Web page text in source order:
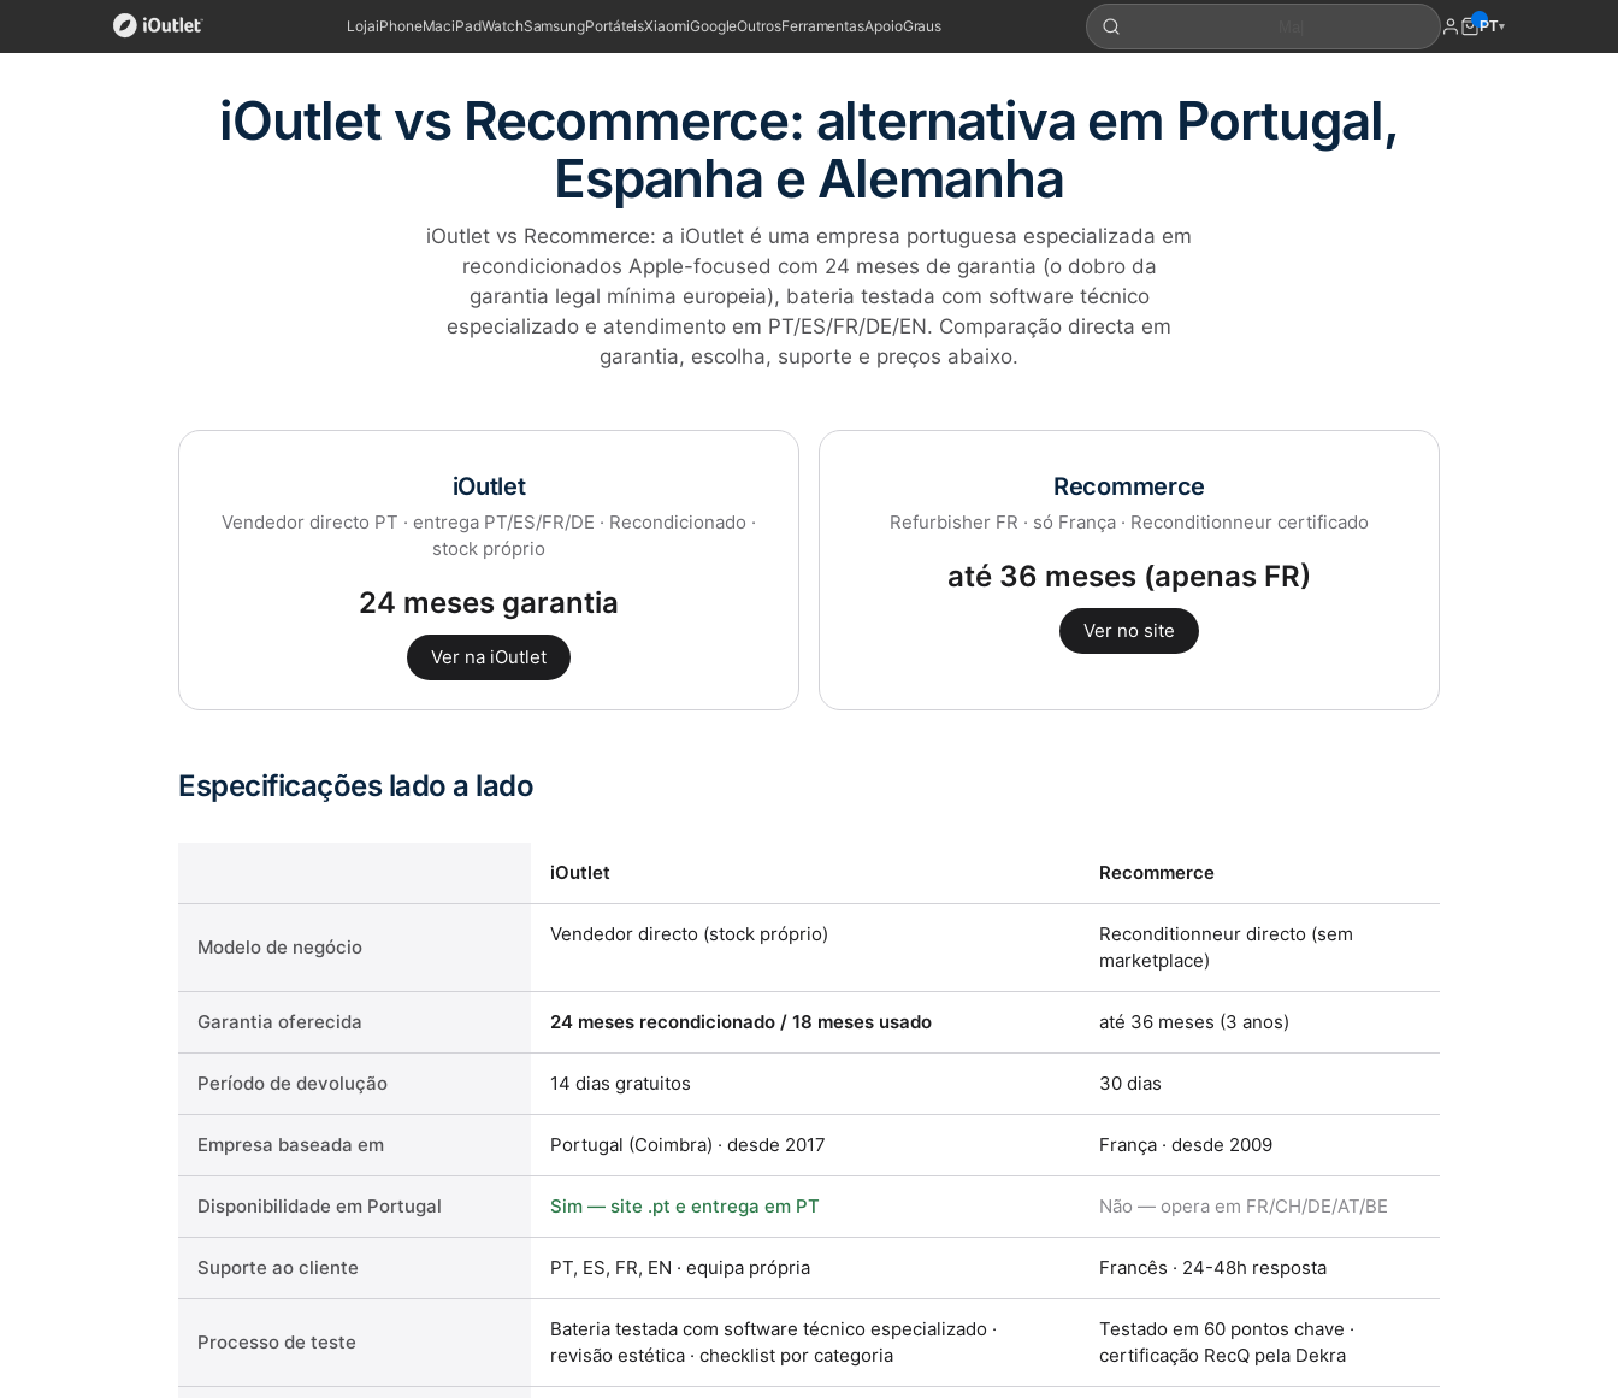
LojaiPhoneMaciPadWatchSamsungPortáteisXiaomiGoogleOutrosFerramentasApoioGraus PT▾
iOutlet vs Recommerce: alternativa em Portugal,
Espanha e Alemanha
iOutlet vs Recommerce: a iOutlet é uma empresa portuguesa especializada em
recondicionados Apple-focused com 24 meses de garantia (o dobro da
garantia legal mínima europeia), bateria testada com software técnico
especializado e atendimento em PT/ES/FR/DE/EN. Comparação directa em
garantia, escolha, suporte e preços abaixo.
iOutlet
Vendedor directo PT · entrega PT/ES/FR/DE · Recondicionado ·
stock próprio
24 meses garantia
Ver na iOutlet
Recommerce
Refurbisher FR · só França · Reconditionneur certificado
até 36 meses (apenas FR)
Ver no site
Especificações lado a lado
iOutlet Recommerce
Modelo de negócio
Vendedor directo (stock próprio)
Reconditionneur directo (sem
marketplace)
Garantia oferecida 24 meses recondicionado / 18 meses usado até 36 meses (3 anos)
Período de devolução 14 dias gratuitos 30 dias
Empresa baseada em Portugal (Coimbra) · desde 2017 França · desde 2009
Disponibilidade em Portugal Sim — site .pt e entrega em PT Não — opera em FR/CH/DE/AT/BE
Suporte ao cliente PT, ES, FR, EN · equipa própria Francês · 24-48h resposta
Processo de teste
Bateria testada com software técnico especializado ·
revisão estética · checklist por categoria
Testado em 60 pontos chave ·
certificação RecQ pela Dekra